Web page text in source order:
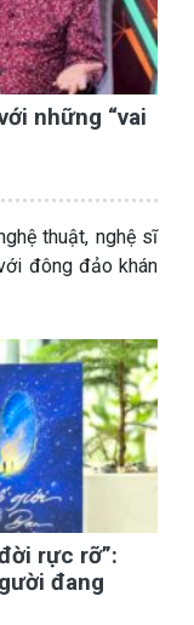
những “vai
thuật, nghệ sĩ
đông đảo khán
rực rỡ”:
đang